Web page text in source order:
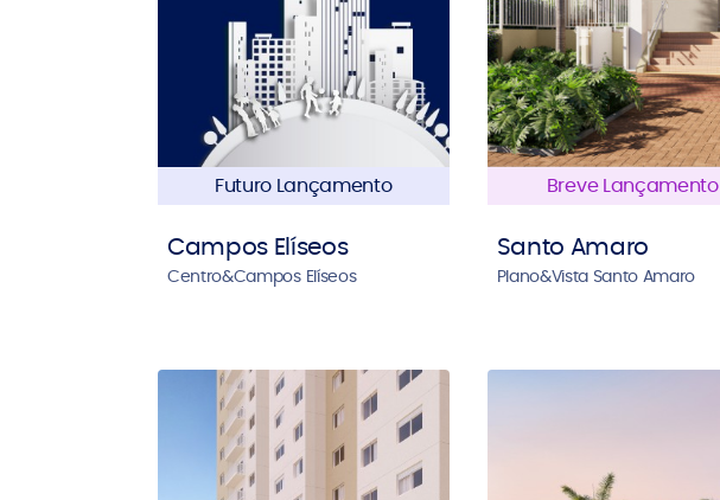
Futuro Lançamento
Campos Elíseos
Centro&Campos Elíseos
Breve Lançamento
Santo Amaro
Plano&Vista Santo Amaro